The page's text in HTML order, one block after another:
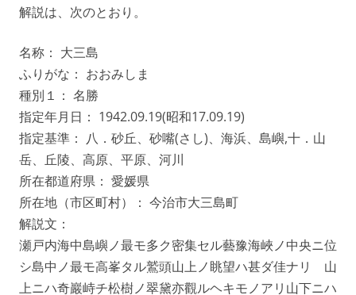
解説は、次のとおり。
名称： 大三島
ふりがな： おおみしま
種別１： 名勝
指定年月日： 1942.09.19(昭和17.09.19)
指定基準： 八．砂丘、砂嘴(さし)、海浜、島嶼,十．山
岳、丘陵、高原、平原、河川
所在都道府県： 愛媛県
所在地（市区町村）： 今治市大三島町
解説文：
瀬戸内海中島嶼ノ最モ多ク密集セル藝豫海峽ノ中央ニ位
シ島中ノ最モ高峯タル鷲頭山上ノ眺望ハ甚ダ佳ナリ 山
上ニハ奇巖峙チ松樹ノ翠黛亦觀ルヘキモノアリ山下ニハ